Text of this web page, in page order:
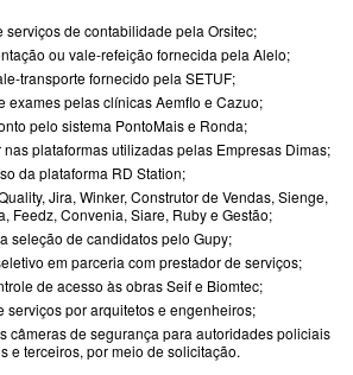
serviços de contabilidade pela Orsitec;
ou vale-refeição fornecida pela Alelo;
transporte fornecido pela SETUF;
exames pelas clínicas Aemflo e Cazuo;
pelo sistema PontoMais e Ronda;
plataformas utilizadas pelas Empresas Dimas;
da plataforma RD Station;
Jira, Winker, Construtor de Vendas, Sienge,
Feedz, Convenia, Siare, Ruby e Gestão;
seleção de candidatos pelo Gupy;
em parceria com prestador de serviços;
de acesso às obras Seif e Biomtec;
serviços por arquitetos e engenheiros;
câmeras de segurança para autoridades policiais
e terceiros, por meio de solicitação.